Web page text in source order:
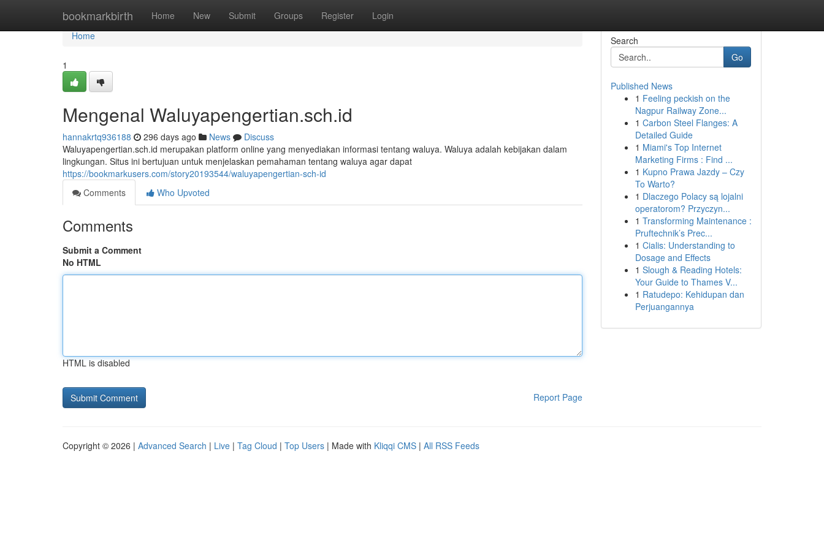
bookmarkbirth Home New Submit Groups Register Login
Home
Home
1
Mengenal Waluyapengertian.sch.id
hannakrtq936188 296 days ago News
Discuss
Waluyapengertian.sch.id merupakan platform online yang menyediakan informasi tentang waluya. Waluya adalah kebijakan dalam
lingkungan. Situs ini bertujuan untuk menjelaskan pemahaman tentang waluya agar dapat
https://bookmarkusers.com/story20193544/waluyapengertian-sch-id
Comments
Who Upvoted
Comments
Submit a Comment
No HTML
HTML is disabled
Report Page
Search
Go
Published News
1 Feeling peckish on the
Nagpur Railway Zone...
1 Carbon Steel Flanges: A
Detailed Guide
1 Miami's Top Internet
Marketing Firms : Find ...
1 Kupno Prawa Jazdy – Czy
To Warto?
1 Dlaczego Polacy są lojalni
operatorom? Przyczyn...
1 Transforming Maintenance :
Pruftechnik’s Prec...
1 Cialis: Understanding to
Dosage and Effects
1 Slough & Reading Hotels:
Your Guide to Thames V...
1 Ratudepo: Kehidupan dan
Perjuangannya
Copyright © 2026 | Advanced Search | Live | Tag Cloud | Top Users | Made with Kliqqi CMS | All RSS Feeds